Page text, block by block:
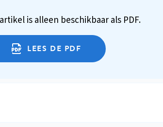
is alleen beschikbaar als PDF.
LEES DE PDF